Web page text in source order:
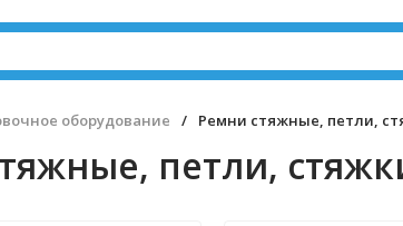
оборудование / Ремни стяжные, петли,
петли,